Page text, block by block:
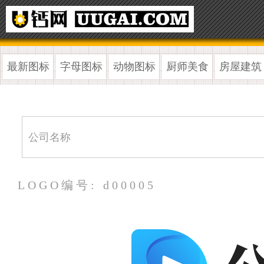
最新图标 字母图标 动物图标 厨师美食 房屋建筑
LOGO编号: d00005